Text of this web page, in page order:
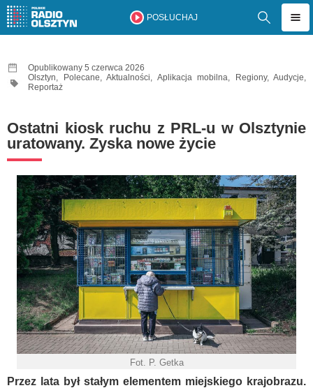
POSŁUCHAJ
Opublikowany 5 czerwca 2026
Olsztyn, Polecane, Aktualności, Aplikacja mobilna, Regiony, Audycje,
Reportaż
Ostatni kiosk ruchu z PRL-u w Olsztynie
uratowany. Zyska nowe życie
Fot. P. Getka
Przez lata był stałym elementem miejskiego krajobrazu.